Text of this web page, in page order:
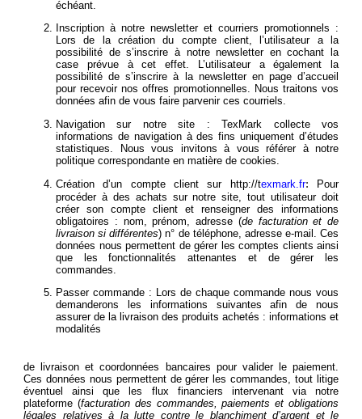
échéant.
Inscription à notre newsletter et courriers promotionnels :
Lors de la création du compte client, l’utilisateur a la
possibilité de s’inscrire à notre newsletter en cochant la
case prévue à cet effet. L’utilisateur a également la
possibilité de s’inscrire à la newsletter en page d’accueil
pour recevoir nos offres promotionnelles. Nous traitons vos
données afin de vous faire parvenir ces courriels.
Navigation sur notre site : TexMark collecte vos
informations de navigation à des fins uniquement d’études
statistiques. Nous vous invitons à vous référer à notre
politique correspondante en matière de cookies.
Création d’un compte client sur
http://texmark.fr:
Pour
procéder à des achats sur notre site, tout utilisateur doit
créer son compte client et renseigner des informations
obligatoires : nom, prénom, adresse (de facturation et de
livraison si différentes) n° de téléphone, adresse e-mail. Ces
données nous permettent de gérer les comptes clients ainsi
que les fonctionnalités attenantes et de gérer les
commandes.
Passer commande : Lors de chaque commande nous vous
demanderons les informations suivantes afin de nous
assurer de la livraison des produits achetés : informations et
modalités
de livraison et coordonnées bancaires pour valider le paiement.
Ces données nous permettent de gérer les commandes, tout litige
éventuel ainsi que les flux financiers intervenant via notre
plateforme (facturation des commandes, paiements et obligations
légales relatives à la lutte contre le blanchiment d’argent et le